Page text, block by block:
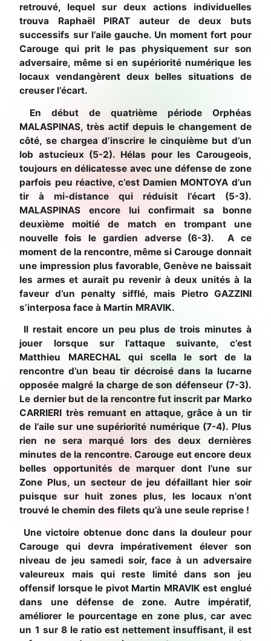
retrouvé, lequel sur deux actions individuelles
trouva Raphaël PIRAT auteur de deux buts
successifs sur l’aile gauche. Un moment fort pour
Carouge qui prit le pas physiquement sur son
adversaire, même si en supériorité numérique les
locaux vendangèrent deux belles situations de
creuser l’écart.
En début de quatrième période Orphéas
MALASPINAS, très actif depuis le changement de
côté, se chargea d’inscrire le cinquième but d’un
lob astucieux (5-2). Hélas pour les Carougeois,
toujours en délicatesse avec une défense de zone
parfois peu réactive, c’est Damien MONTOYA d’un
tir à mi-distance qui réduisit l’écart (5-3).
MALASPINAS encore lui confirmait sa bonne
deuxième moitié de match en trompant une
nouvelle fois le gardien adverse (6-3). A ce
moment de la rencontre, même si Carouge donnait
une impression plus favorable, Genève ne baissait
les armes et aurait pu revenir à deux unités à la
faveur d’un penalty sifflé, mais Pietro GAZZINI
s’interposa face à Martin MRAVIK.
Il restait encore un peu plus de trois minutes à
jouer lorsque sur l’attaque suivante, c’est
Matthieu MARECHAL qui scella le sort de la
rencontre d’un beau tir décroisé dans la lucarne
opposée malgré la charge de son défenseur (7-3).
Le dernier but de la rencontre fut inscrit par Marko
CARRIERI très remuant en attaque, grâce à un tir
de l’aile sur une supériorité numérique (7-4). Plus
rien ne sera marqué lors des deux dernières
minutes de la rencontre. Carouge eut encore deux
belles opportunités de marquer dont l’une sur
Zone Plus, un secteur de jeu défaillant hier soir
puisque sur huit zones plus, les locaux n’ont
trouvé le chemin des filets qu’à une seule reprise !
Une victoire obtenue donc dans la douleur pour
Carouge qui devra impérativement élever son
niveau de jeu samedi soir, face à un adversaire
valeureux mais qui reste limité dans son jeu
offensif lorsque le pivot Martin MRAVIK est englué
dans une défense de zone. Autre impératif,
améliorer le pourcentage en zone plus, car avec
un 1 sur 8 le ratio est nettement insuffisant, il est